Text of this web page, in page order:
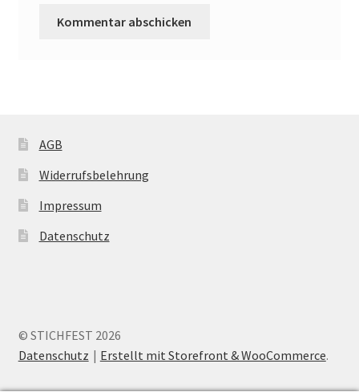
AGB
Widerrufsbelehrung
Impressum
Datenschutz
© STICHFEST 2026
Datenschutz
Erstellt mit Storefront & WooCommerce.